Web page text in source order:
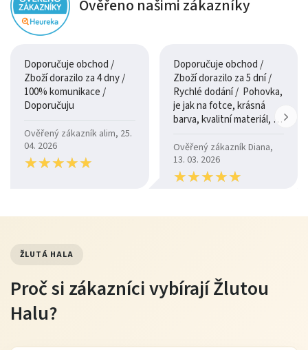
Ověřeno našimi zákazníky
Doporučuje obchod /
Zboží dorazilo za 4 dny /
100% komunikace /
Doporučuju
Ověřený zákazník alim, 25.
04. 2026
★★★★★
★★★★★
Doporučuje obchod /
Zboží dorazilo za 5 dní /
Rychlé dodání / Pohovka,
je jak na fotce, krásná
barva, kvalitní materiál, a
Ověřený zákazník Diana,
13. 03. 2026
★★★★★
★★★★★
ŽLUTÁ HALA
Proč si zákazníci vybírají Žlutou
Halu?